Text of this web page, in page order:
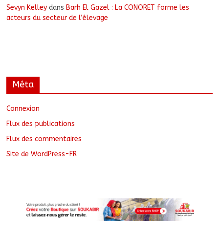
Sevyn Kelley dans Barh El Gazel : La CONORET forme les
acteurs du secteur de l’élevage
Méta
Connexion
Flux des publications
Flux des commentaires
Site de WordPress-FR